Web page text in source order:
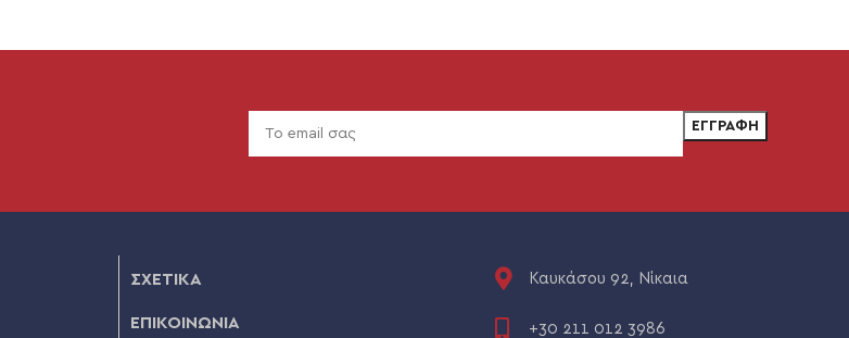
ΣΧΕΤΙΚΑ
ΕΠΙΚΟΙΝΩΝΙΑ
Καυκάσου 92, Νίκαια
+30 211 012 3986